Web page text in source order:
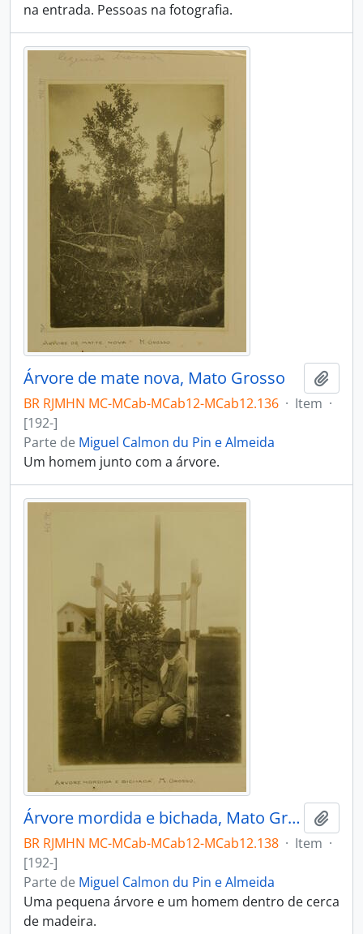
na entrada. Pessoas na fotografia.
Árvore de mate nova, Mato Grosso
BR RJMHN MC-MCab-MCab12-MCab12.136 · Item ·
[192-]
Parte de Miguel Calmon du Pin e Almeida
Um homem junto com a árvore.
Árvore mordida e bichada, Mato Grosso
BR RJMHN MC-MCab-MCab12-MCab12.138 · Item ·
[192-]
Parte de Miguel Calmon du Pin e Almeida
Uma pequena árvore e um homem dentro de cerca
de madeira.